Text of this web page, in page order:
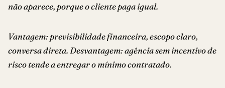
não aparece, porque o cliente paga igual.
Vantagem: previsibilidade financeira, escopo claro,
conversa direta. Desvantagem: agência sem incentivo de
risco tende a entregar o mínimo contratado.